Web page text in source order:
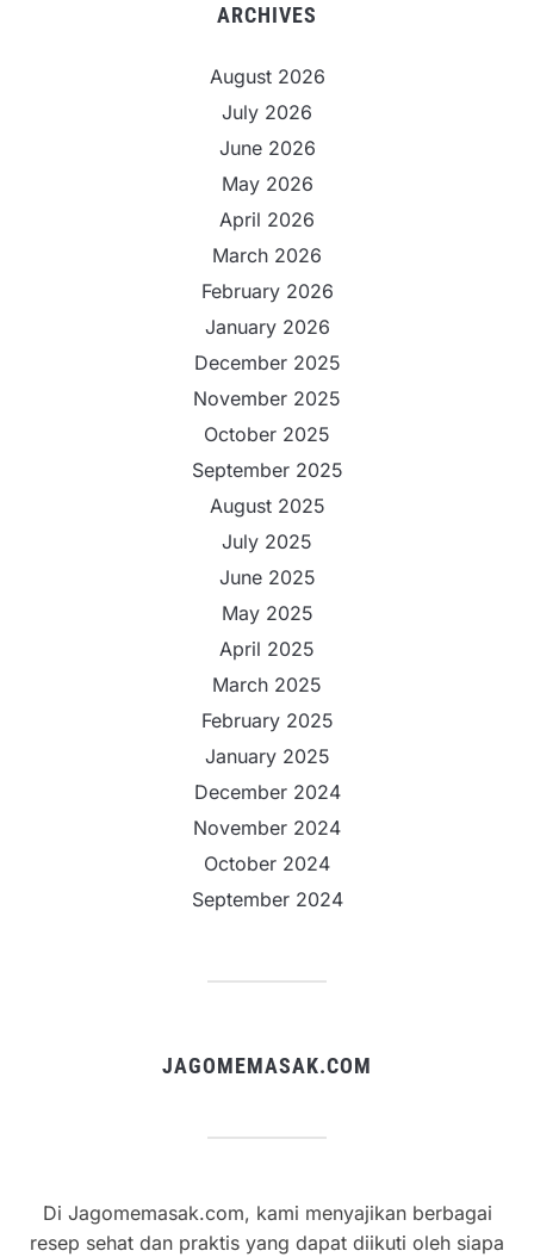
ARCHIVES
August 2026
July 2026
June 2026
May 2026
April 2026
March 2026
February 2026
January 2026
December 2025
November 2025
October 2025
September 2025
August 2025
July 2025
June 2025
May 2025
April 2025
March 2025
February 2025
January 2025
December 2024
November 2024
October 2024
September 2024
JAGOMEMASAK.COM
Di Jagomemasak.com, kami menyajikan berbagai
resep sehat dan praktis yang dapat diikuti oleh siapa